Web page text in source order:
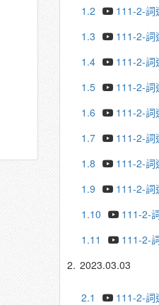
1.2
111-2-詞
1.3
111-2-詞
1.4
111-2-詞
1.5
111-2-詞
1.6
111-2-詞
1.7
111-2-詞
1.8
111-2-詞
1.9
111-2-詞
1.10
111-2-
1.11
111-2-
2. 2023.03.03
2.1
111-2-詞